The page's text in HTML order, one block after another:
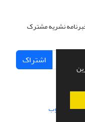
نشریه مشترک
اشتراک
از سیناوب